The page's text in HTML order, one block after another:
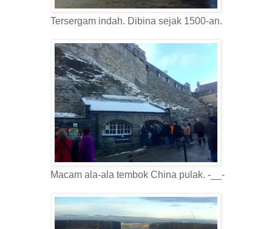
Tersergam indah. Dibina sejak 1500-an.
Macam ala-ala tembok China pulak. -__-